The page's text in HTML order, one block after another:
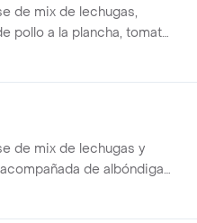
de mix de lechugas,
pollo a la plancha, tomate
tocineta, aguacate,
de mix de lechugas y
de albóndigas
unds), tomate cherry,